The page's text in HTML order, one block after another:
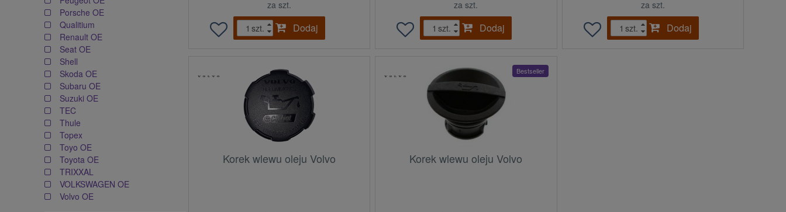
Porsche OE
Qualitium
Renault OE
Seat OE
Shell
Skoda OE
Subaru OE
Suzuki OE
TEC
Thule
Topex
Toyo OE
Toyota OE
TRIXXAL
VOLKSWAGEN OE
Volvo OE
za szt.
szt.
Dodaj
za szt.
szt.
Dodaj
za szt.
szt.
Dodaj
Korek wlewu oleju Volvo
Bestseller
Korek wlewu oleju Volvo